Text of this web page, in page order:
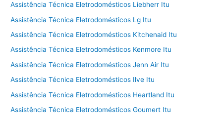
Assistência Técnica Eletrodomésticos Liebherr Itu
Assistência Técnica Eletrodomésticos Lg Itu
Assistência Técnica Eletrodomésticos Kitchenaid Itu
Assistência Técnica Eletrodomésticos Kenmore Itu
Assistência Técnica Eletrodomésticos Jenn Air Itu
Assistência Técnica Eletrodomésticos Ilve Itu
Assistência Técnica Eletrodomésticos Heartland Itu
Assistência Técnica Eletrodomésticos Goumert Itu